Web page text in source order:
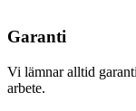
Garanti
Vi lämnar alltid
arbete.